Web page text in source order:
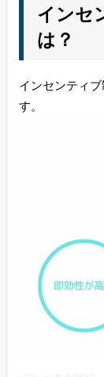
インセ
は？
インセンティ
す。